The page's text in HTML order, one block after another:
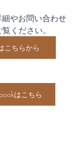
細やお問い合わせ
ください。
こちらから
はこちら